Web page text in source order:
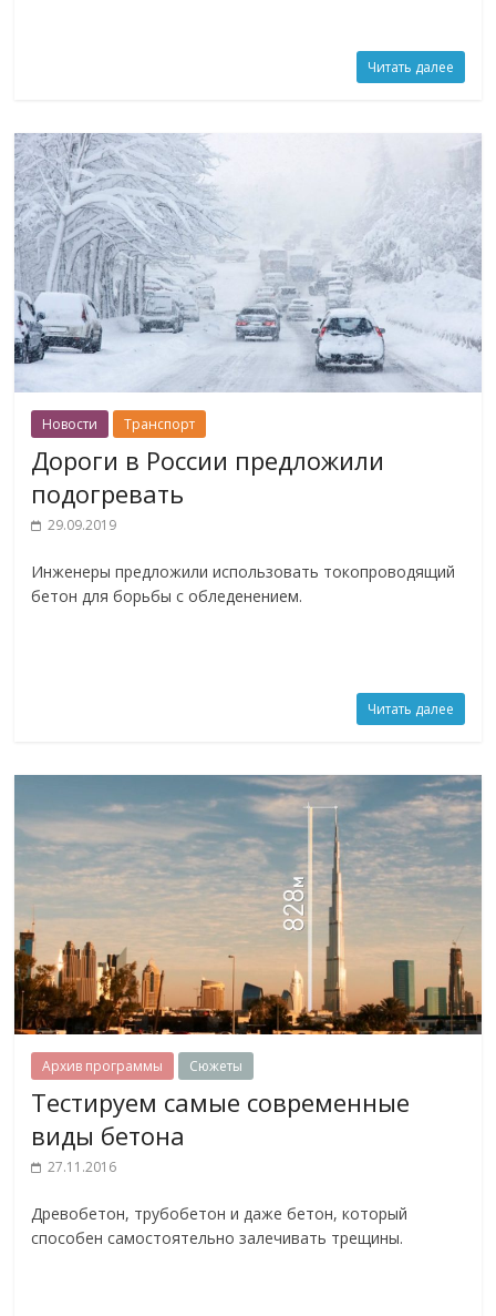
Читать далее
Новости Транспорт
Дороги в России предложили
подогревать
29.09.2019
Инженеры предложили использовать токопроводящий
бетон для борьбы с обледенением.
Читать далее
Архив программы Сюжеты
Тестируем самые современные
виды бетона
27.11.2016
Древобетон, трубобетон и даже бетон, который
способен самостоятельно залечивать трещины.